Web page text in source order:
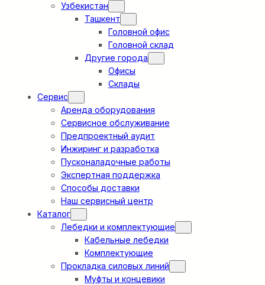
Узбекистан
Ташкент
Головной офис
Головной склад
Другие города
Офисы
Склады
Сервис
Аренда оборудования
Сервисное обслуживание
Предпроектный аудит
Инжиринг и разработка
Пусконаладочные работы
Экспертная поддержка
Способы доставки
Наш сервисный центр
Каталог
Лебедки и комплектующие
Кабельные лебедки
Комплектующие
Прокладка силовых линий
Муфты и концевики